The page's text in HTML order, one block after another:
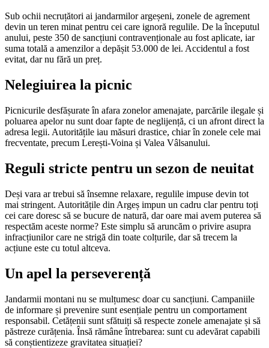
Sub ochii necruțători ai jandarmilor argeșeni, zonele de agrement
devin un teren minat pentru cei care ignoră regulile. De la începutul
anului, peste 350 de sancțiuni contravenționale au fost aplicate, iar
suma totală a amenzilor a depășit 53.000 de lei. Accidentul a fost
evitat, dar nu fără un preț.
Nelegiuirea la picnic
Picnicurile desfășurate în afara zonelor amenajate, parcările ilegale și
poluarea apelor nu sunt doar fapte de neglijență, ci un afront direct la
adresa legii. Autoritățile iau măsuri drastice, chiar în zonele cele mai
frecventate, precum Lerești-Voina și Valea Vâlsanului.
Reguli stricte pentru un sezon de neuitat
Deși vara ar trebui să însemne relaxare, regulile impuse devin tot
mai stringent. Autoritățile din Argeș impun un cadru clar pentru toți
cei care doresc să se bucure de natură, dar oare mai avem puterea să
respectăm aceste norme? Este simplu să aruncăm o privire asupra
infracțiunilor care ne strigă din toate colțurile, dar să trecem la
acțiune este cu totul altceva.
Un apel la perseverență
Jandarmii montani nu se mulțumesc doar cu sancțiuni. Campaniile
de informare și prevenire sunt esențiale pentru un comportament
responsabil. Cetățenii sunt sfătuiți să respecte zonele amenajate și să
păstreze curățenia. Însă rămâne întrebarea: sunt cu adevărat capabili
să conștientizeze gravitatea situației?